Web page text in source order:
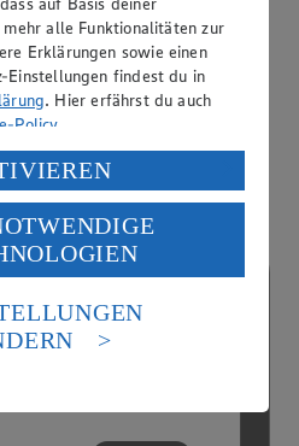
alle Funktionalitäten zur
Erklärungen sowie einen
Einstellungen findest du in
. Hier erfährst du auch
Policy.
Daten in den
YouTube:
klickst, willigst du im Sinne
lit. a) DSGVO ein, dass deine
werden. Der EuGH sieht
nach europäischen
Datenschutzniveau an.
Zugriffs durch US-
der Seite findest du